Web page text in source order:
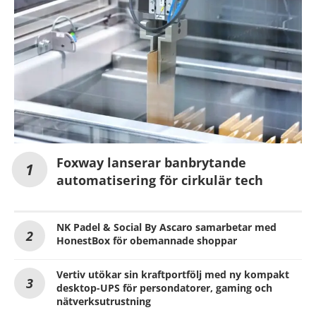
Foxway lanserar banbrytande
automatisering för cirkulär tech
NK Padel & Social By Ascaro samarbetar med
HonestBox för obemannade shoppar
Vertiv utökar sin kraftportfölj med ny kompakt
desktop-UPS för persondatorer, gaming och
nätverksutrustning